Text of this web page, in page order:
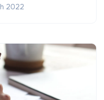
2022